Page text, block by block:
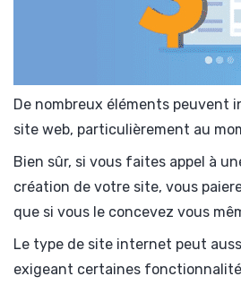
De nombreux éléments peuvent
site web, particulièrement au
Bien sûr, si vous faites appel à
création de votre site, vous
que si vous le concevez vous
Le type de site internet peut
exigeant certaines